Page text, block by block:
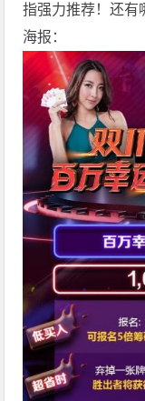
指强力推荐！还有
海报：